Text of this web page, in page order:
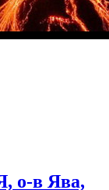
о-в Ява,